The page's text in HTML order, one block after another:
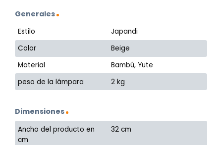
Generales
Estilo
Japandi
Color
Beige
Material
Bambú, Yute
peso de la lámpara
2 kg
Dimensiones
Ancho del producto en
cm
32 cm